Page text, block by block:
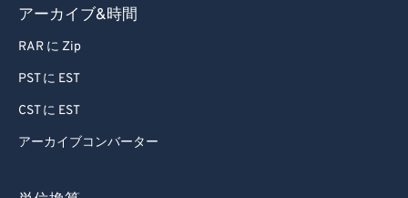
アーカイブ&時間
RAR に Zip
PST に EST
CST に EST
アーカイブコンバーター